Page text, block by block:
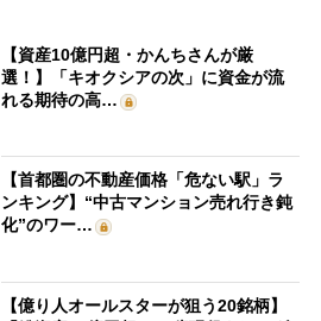
【資産10億円超・かんちさんが厳
選！】「キオクシアの次」に資金が流
れる期待の高…
【首都圏の不動産価格「危ない駅」ラ
ンキング】“中古マンション売れ行き鈍
化”のワー…
【億り人オールスターが狙う20銘柄】